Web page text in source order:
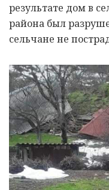
результате дом в
района был
сельчане не